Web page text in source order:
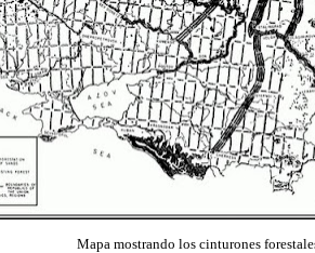
Mapa mostrando los cinturones